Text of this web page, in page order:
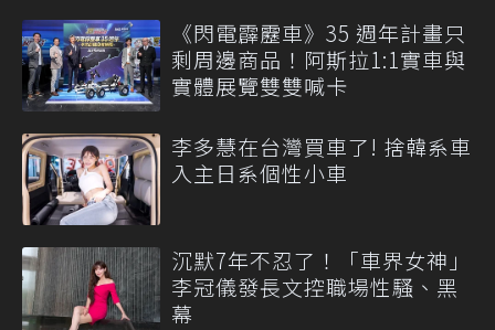
《閃電霹靂車》35 週年計畫只
剩周邊商品！阿斯拉1:1實車與
實體展覽雙雙喊卡
李多慧在台灣買車了! 捨韓系車
入主日系個性小車
沉默7年不忍了！「車界女神」
李冠儀發長文控職場性騷、黑
幕